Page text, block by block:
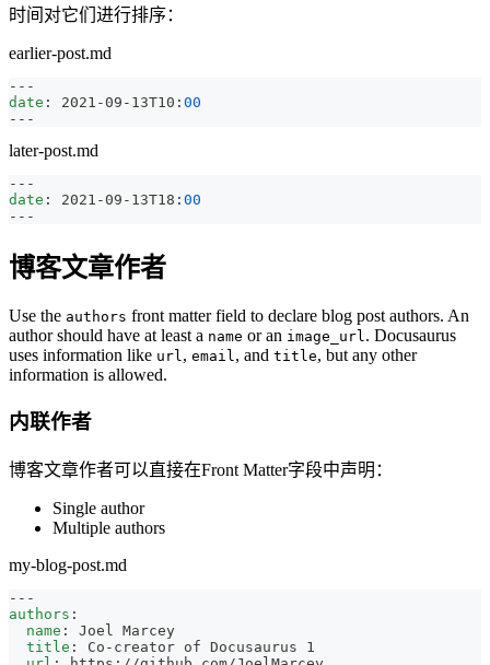
时间对它们进行排序：
earlier-post.md
---
date : 2021 -09 - 13T10 : 00
---
later-post.md
---
date : 2021 -09 - 13T18 : 00
---
博客文章作者
Use the authors front matter field to declare blog post authors. An
author should have at least a name or an image_url . Docusaurus
uses information like url , email , and title, but any other
information is allowed.
内联作者
博客文章作者可以直接在Front Matter字段中声明：
Single author
Multiple authors
my-blog-post.md
---
authors :
name :
Joel Marcey
title : Co - creator of Docusaurus 1